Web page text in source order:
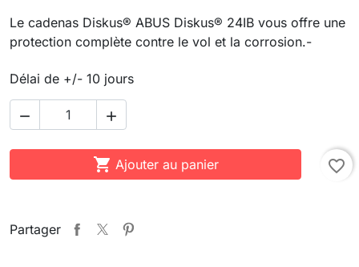
Le cadenas Diskus® ABUS Diskus® 24IB vous offre une
protection complète contre le vol et la corrosion.-
Délai de +/- 10 jours
 
 Ajouter au panier favorite_border
Partager